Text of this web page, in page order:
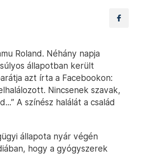
Roland. Néhány napja
állapotban került
azt írta a Facebookon:
Nincsenek szavak,
A színész halálát a család
állapota nyár végén
hogy a gyógyszerek